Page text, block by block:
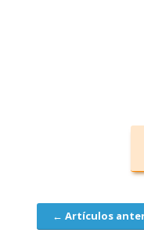
Navegación
← Artículos